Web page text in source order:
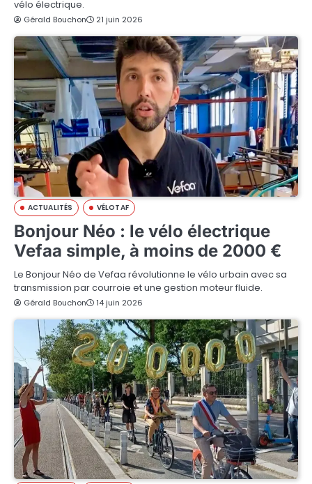
vélo électrique.
Gérald Bouchon 21 juin 2026
ACTUALITÉS VÉLOTAF
Bonjour Néo : le vélo électrique
Vefaa simple, à moins de 2000 €
Le Bonjour Néo de Vefaa révolutionne le vélo urbain avec sa
transmission par courroie et une gestion moteur fluide.
Gérald Bouchon 14 juin 2026